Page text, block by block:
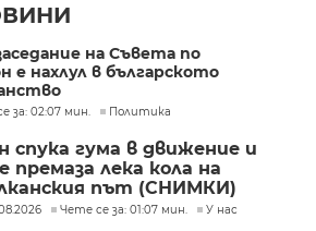
на Съвета по
е нахлул в българското
за: 02:07 мин. Политика
спука гума в движение и
премаза лека кола на
път (СНИМКИ)
Чете се за: 01:07 мин. У нас